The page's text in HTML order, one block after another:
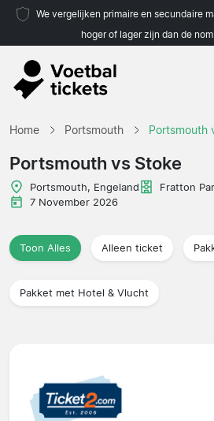
We vergelijken primaire en secundaire
hoger of lager zijn dan de
Home Portsmouth Portsmouth
Portsmouth vs Stoke
Portsmouth, Engeland Fratton
7 November 2026
Toon Alles Alleen ticket
Pakket met Hotel & Vlucht